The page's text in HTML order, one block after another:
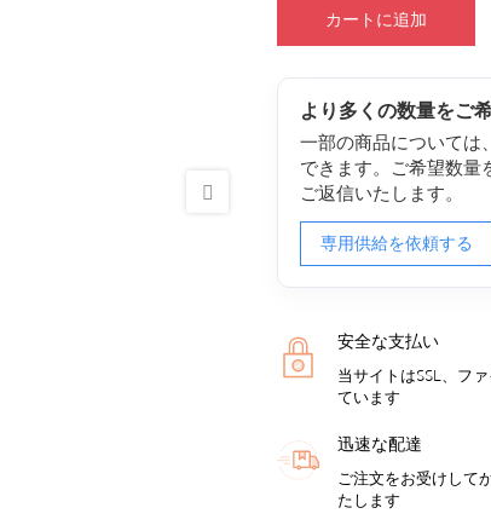
カートに追加
より多くの数量をご
一部の商品については
できます。ご希望数量
ご返信いたします。
専用供給を依頼する
安全な支払い
当サイトはSSL、フ
ています
迅速な配達
ご注文をお受けして
たします